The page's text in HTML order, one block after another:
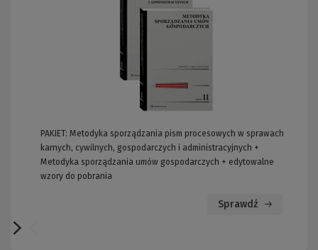
PAKIET: Metodyka sporządzania pism procesowych w sprawach
karnych, cywilnych, gospodarczych i administracyjnych +
Metodyka sporządzania umów gospodarczych + edytowalne
wzory do pobrania
Sprawdź